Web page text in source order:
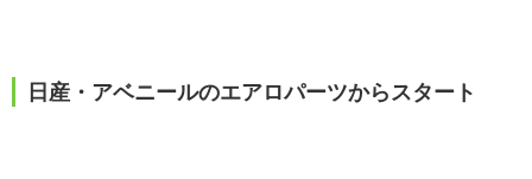
日産・アベニールのエアロパーツからスタート